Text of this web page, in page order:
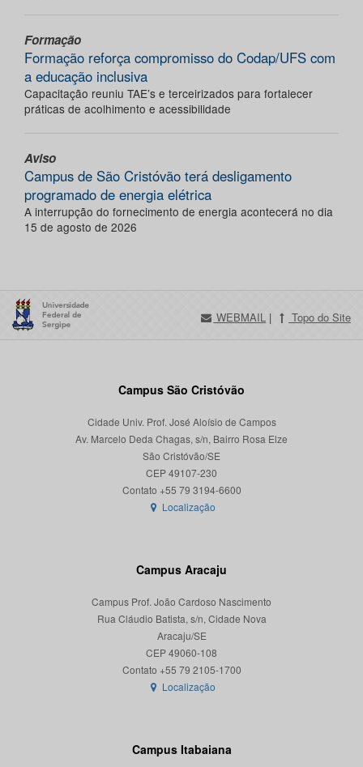
Formação
Formação reforça compromisso do Codap/UFS com
a educação inclusiva
Capacitação reuniu TAE’s e terceirizados para fortalecer
práticas de acolhimento e acessibilidade
Aviso
Campus de São Cristóvão terá desligamento
programado de energia elétrica
A interrupção do fornecimento de energia acontecerá no dia
15 de agosto de 2026
WEBMAIL | Topo do Site
Campus São Cristóvão
Cidade Univ. Prof. José Aloísio de Campos
Av. Marcelo Deda Chagas, s/n, Bairro Rosa Elze
São Cristóvão/SE
CEP 49107-230
Localização
Campus Aracaju
Campus Prof. João Cardoso Nascimento
Rua Cláudio Batista, s/n, Cidade Nova
Aracaju/SE
CEP 49060-108
Localização
Campus Itabaiana